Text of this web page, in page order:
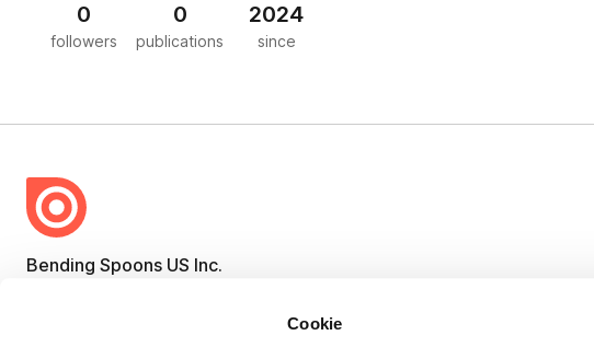
Cookie
0
followers
0
publications
2024
since
Bending Spoons US Inc.